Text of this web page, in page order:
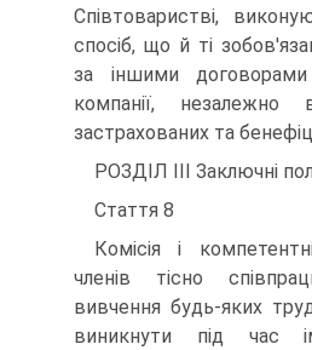
Співтоваристві,
спо­сіб, що й ті
за іншими договорами
компанії, незалежно
застрахованих та
РОЗДІЛ III Заключні
Стаття 8
Комісія і
членів тісно
вивчення будь-яких
виникнути під час